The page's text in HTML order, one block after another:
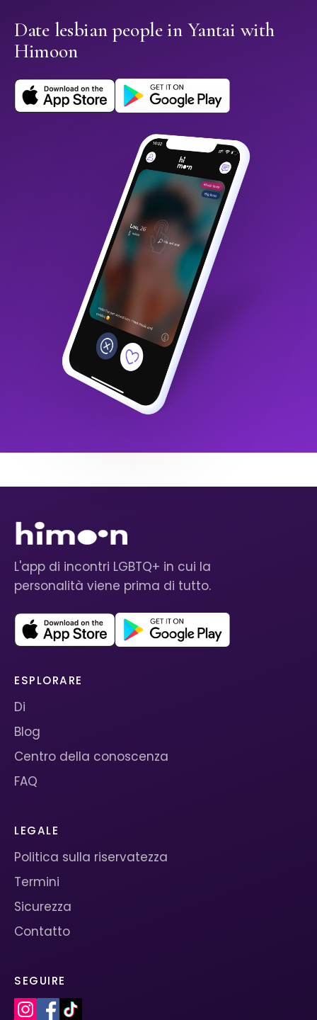
Date lesbian people in Yantai with
Himoon
L'app di incontri LGBTQ+ in cui la
personalità viene prima di tutto.
ESPLORARE
Di
Blog
Centro della conoscenza
FAQ
LEGALE
Politica sulla riservatezza
Termini
Sicurezza
Contatto
SEGUIRE